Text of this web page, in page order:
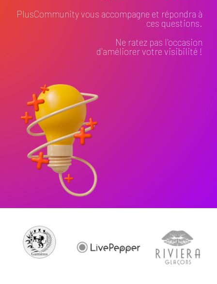
PlusCommunity vous accompagne et répondra à
ces questions.
Ne ratez pas l'occasion
d'améliorer votre visibilité !